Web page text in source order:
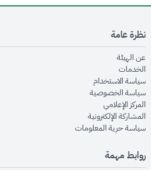
نظرة عامة
عن الهيئةopens in new window
الخدماتopens in new window
سياسة الاستخدام
سياسة الخصوصيةopens in new window
المركز الإعلاميopens in new window
المشاركة الإلكترونيةopens in new window
سياسة حرية المعلوماتopens in new window
روابط مهمة